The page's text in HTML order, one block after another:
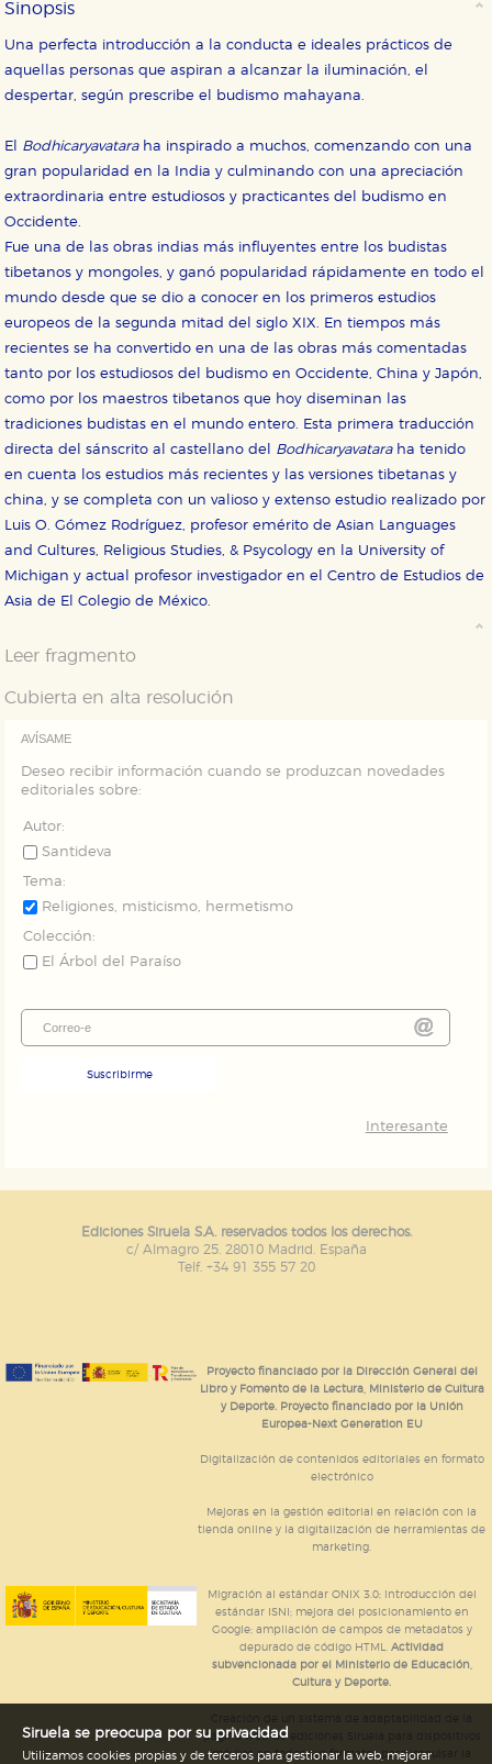
Sinopsis
Una perfecta introducción a la conducta e ideales prácticos de
aquellas personas que aspiran a alcanzar la iluminación, el
despertar, según prescribe el budismo mahayana.
El Bodhicaryavataraha inspirado a muchos, comenzando con una
gran popularidad en la India y culminando con una apreciación
extraordinaria entre estudiosos y practicantes del budismo en
Occidente.
Fue una de las obras indias más influyentes entre los budistas
tibetanos y mongoles, y ganó popularidad rápidamente en todo el
mundo desde que se dio a conocer en los primeros estudios
europeos de la segunda mitad del siglo XIX. En tiempos más
recientes se ha convertido en una de las obras más comentadas
tanto por los estudiosos del budismo en Occidente, China y Japón,
como por los maestros tibetanos que hoy diseminan las
tradiciones budistas en el mundo entero. Esta primera traducción
directa del sánscrito al castellano del Bodhicaryavataraha tenido
en cuenta los estudios más recientes y las versiones tibetanas y
china, y se completa con un valioso y extenso estudio realizado por
Luis O. Gómez Rodríguez, profesor emérito de Asian Languages
and Cultures, Religious Studies, & Psycology en la University of
Michigan y actual profesor investigador en el Centro de Estudios de
Asia de El Colegio de México.
Leer fragmento
Cubierta en alta resolución
AVÍSAME
Deseo recibir información cuando se produzcan novedades
editoriales sobre:
Autor:
Santideva
Tema:
Religiones, misticismo, hermetismo
Colección:
El Árbol del Paraíso
Suscribirme
Interesante
Ediciones Siruela S.A. reservados todos los derechos.
c/ Almagro 25. 28010 Madrid. España
Telf. +34 91 355 57 20
Proyecto financiado por la Dirección General del
Libro y Fomento de la Lectura, Ministerio de Cultura
y Deporte. Proyecto financiado por la Unión
Europea-Next Generation EU
Digitalización de contenidos editoriales en formato
electrónico
Mejoras en la gestión editorial en relación con la
tienda online y la digitalización de herramientas de
marketing.
Migración al estándar ONIX 3.0; introducción del
estándar ISNI; mejora del posicionamiento en
Google; ampliación de campos de metadatos y
depurado de código HTML.Actividad
subvencionada por el Ministerio de Educación,
Cultura y Deporte.
página web de ediciones Siruela para dispositivos
móviles en todos sus formatos para impulsar la
Siruela se preocupa por su privacidad
Utilizamos cookies propias y de terceros para gestionar la web, mejorar
CONFIGURACIÓN DE COOKIES
web funcione y no es posible deshabilitarlas desde
nuestro sistema. Es posible hacerlo desde el
navegador, pero en ese caso es posible que algunas
áreas de nuestra web dejen de funcionar
correctamente.
Cookies de rendimiento y analíticas
Estas cookies se utilizan para mejorar su experiencia
nuestro sitio web. Almacenan configuraciones de
servicios para que no tenga que reconfigurarlos cada
tanto, es anónima.
Cookies de publicidad y redes sociales
Estas cookies son gestionadas por nuestros socios
publicitarios y se utilizan para mostrar publicidad
relevante para sus intereses en otros sitios. No
almacenan directamente información personal sino
que se basan en la identificación única de su
GUARDAR CONFIGURACIÓN
Puede consultar nuestra